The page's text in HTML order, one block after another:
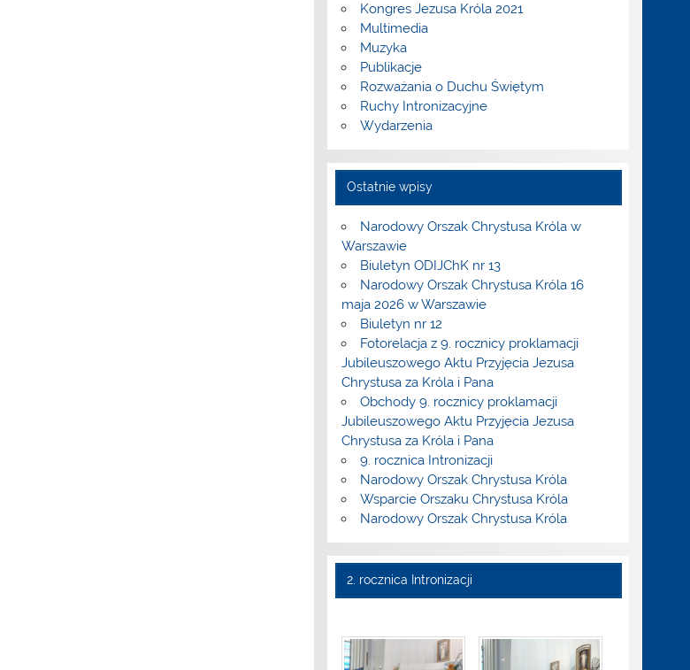
Kongres Jezusa Króla 2021
Multimedia
Muzyka
Publikacje
Rozważania o Duchu Świętym
Ruchy Intronizacyjne
Wydarzenia
Ostatnie wpisy
Narodowy Orszak Chrystusa Króla w
Warszawie
Biuletyn ODIJChK nr 13
Narodowy Orszak Chrystusa Króla 16
maja 2026 w Warszawie
Biuletyn nr 12
Fotorelacja z 9. rocznicy proklamacji
Jubileuszowego Aktu Przyjęcia Jezusa
Chrystusa za Króla i Pana
Obchody 9. rocznicy proklamacji
Jubileuszowego Aktu Przyjęcia Jezusa
Chrystusa za Króla i Pana
9. rocznica Intronizacji
Narodowy Orszak Chrystusa Króla
Wsparcie Orszaku Chrystusa Króla
Narodowy Orszak Chrystusa Króla
2. rocznica Intronizacji